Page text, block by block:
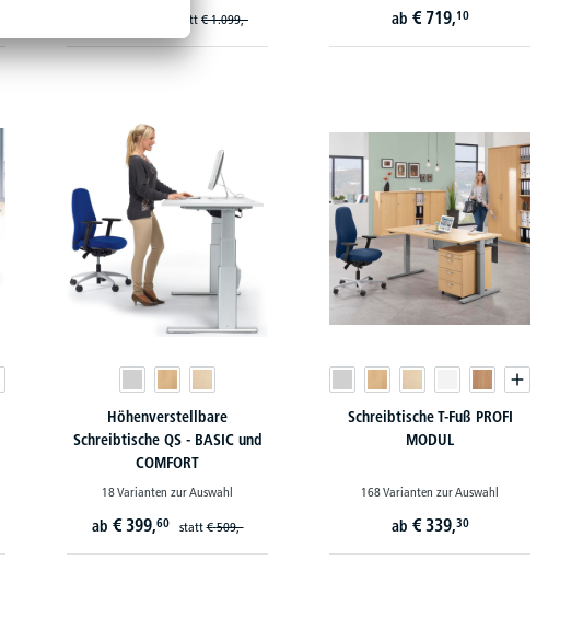
statt € 1.099,- ab € 719,10
Höhenverstellbare
Schreibtische QS - BASIC und
COMFORT
18 Varianten zur Auswahl
ab € 399,60 statt€ 509,-
Schreibtische T-Fuß PROFI
MODUL
168 Varianten zur Auswahl
ab € 339,30